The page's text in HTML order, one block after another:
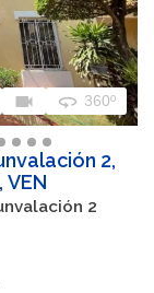
videocam 360 360º
2,
2